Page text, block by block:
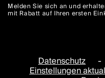
Melden Sie sich an und
mit Rabatt auf Ihren ersten
Datenschutz -
Einstellungen